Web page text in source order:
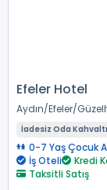
Efeler Hotel
Aydın Efeler
İadesiz Oda Kahvaltı
0-7 Yaş Çocuk
İş Oteli
Kredi
Taksitli Satış